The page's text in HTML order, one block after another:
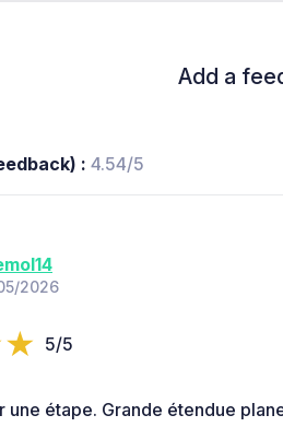
Add a
: 4.54/5
2026
5/5
une étape. Grande étendue